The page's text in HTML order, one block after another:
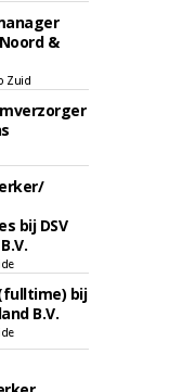
&
Zuid
bij DSV
bij
B.V.